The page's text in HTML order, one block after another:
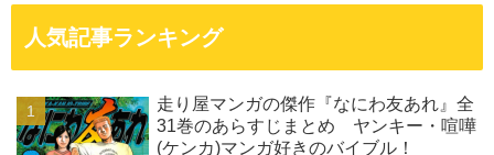
人気記事ランキング
走り屋マンガの傑作『なにわ友あれ』全
31巻のあらすじまとめ ヤンキー・喧嘩
(ケンカ)マンガ好きのバイブル！